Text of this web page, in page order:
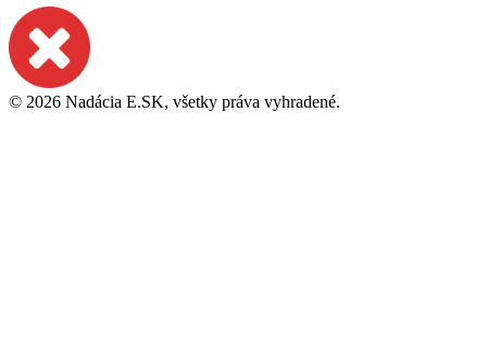
© 2026 Nadácia E.SK, všetky práva vyhradené.